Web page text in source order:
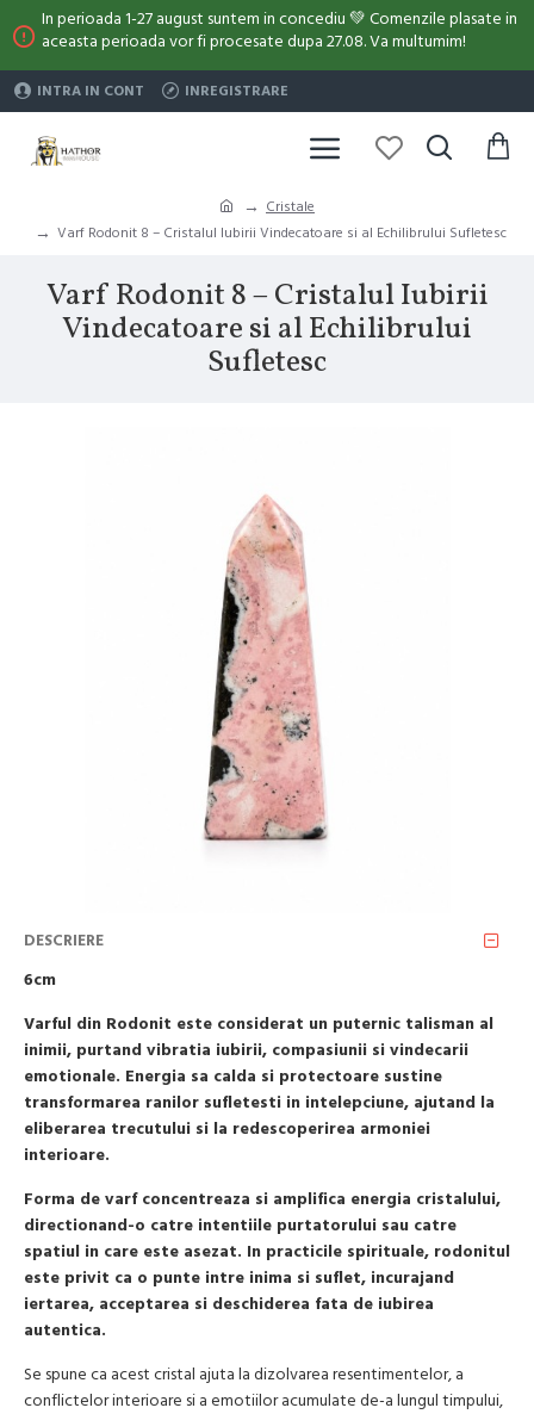
In perioada 1-27 august suntem in concediu 💚 Comenzile plasate in
aceasta perioada vor fi procesate dupa 27.08. Va multumim!
INTRA IN CONT INREGISTRARE
Cristale
Varf Rodonit 8 – Cristalul Iubirii Vindecatoare si al Echilibrului Sufletesc
Varf Rodonit 8 – Cristalul Iubirii
Vindecatoare si al Echilibrului
Sufletesc
DESCRIERE
6cm
Varful din Rodonit este considerat un puternic talisman al
inimii, purtand vibratia iubirii, compasiunii si vindecarii
emotionale. Energia sa calda si protectoare sustine
transformarea ranilor sufletesti in intelepciune, ajutand la
eliberarea trecutului si la redescoperirea armoniei
interioare.
Forma de varf concentreaza si amplifica energia cristalului,
directionand-o catre intentiile purtatorului sau catre
spatiul in care este asezat. In practicile spirituale, rodonitul
este privit ca o punte intre inima si suflet, incurajand
iertarea, acceptarea si deschiderea fata de iubirea
autentica.
Se spune ca acest cristal ajuta la dizolvarea resentimentelor, a
conflictelor interioare si a emotiilor acumulate de-a lungul timpului,